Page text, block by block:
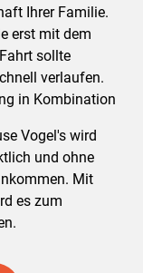
Ihrer Familie.
erst mit dem
sollte
verlaufen.
in Kombination
Vogel's wird
und ohne
Mit
es zum